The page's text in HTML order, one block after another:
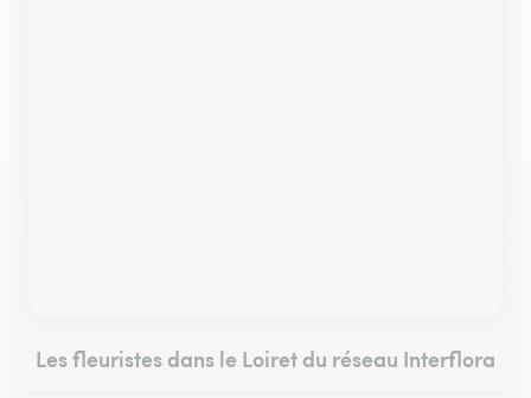
Les fleuristes dans le Loiret du réseau Interflora